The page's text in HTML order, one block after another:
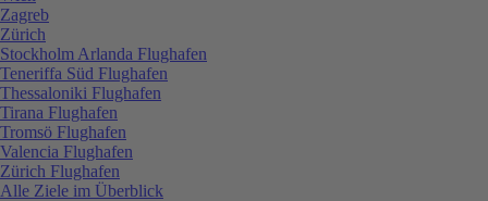
Zagreb
Zürich
Stockholm Arlanda Flughafen
Teneriffa Süd Flughafen
Thessaloniki Flughafen
Tirana Flughafen
Tromsö Flughafen
Valencia Flughafen
Zürich Flughafen
Alle Ziele im Überblick